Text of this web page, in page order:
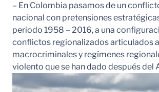
– En Colombia pasamos de un
nacional con pretensiones
periodo 1958 – 2016, a una
conflictos regionalizados articulados
macrocriminales y regímenes
violento que se han dado después del